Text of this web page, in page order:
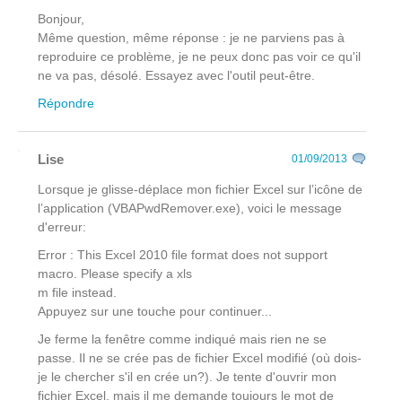
Bonjour,
Même question, même réponse : je ne parviens pas à
reproduire ce problème, je ne peux donc pas voir ce qu'il
ne va pas, désolé. Essayez avec l'outil peut-être.
Répondre
Lise 01/09/2013
Lorsque je glisse-déplace mon fichier Excel sur l’icône de
l’application (VBAPwdRemover.exe), voici le message
d'erreur:
Error : This Excel 2010 file format does not support
macro. Please specify a xls
m file instead.
Appuyez sur une touche pour continuer...
Je ferme la fenêtre comme indiqué mais rien ne se
passe. Il ne se crée pas de fichier Excel modifié (où dois-
je le chercher s'il en crée un?). Je tente d'ouvrir mon
fichier Excel, mais il me demande toujours le mot de